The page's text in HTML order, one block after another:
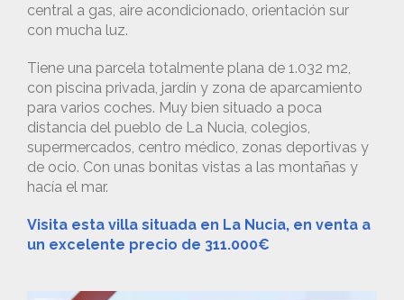
central a gas, aire acondicionado, orientación sur
con mucha luz.
Tiene una parcela totalmente plana de 1.032 m2,
con piscina privada, jardín y zona de aparcamiento
para varios coches. Muy bien situado a poca
distancia del pueblo de La Nucia, colegios,
supermercados, centro médico, zonas deportivas y
de ocio. Con unas bonitas vistas a las montañas y
hacía el mar.
Visita esta villa situada en La Nucia, en venta a
un excelente precio de 311.000€